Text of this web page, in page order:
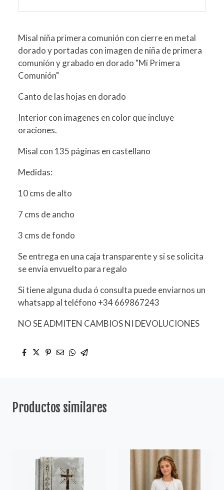
Misal niña primera comunión con cierre en metal
dorado y portadas con imagen de niña de primera
comunión y grabado en dorado "Mi Primera
Comunión"
Canto de las hojas en dorado
Interior con imagenes en color que incluye
oraciones.
Misal con 135 páginas en castellano
Medidas:
10 cms de alto
7 cms de ancho
3 cms de fondo
Se entrega en una caja transparente y si se solicita
se envía envuelto para regalo
Si tiene alguna duda ó consulta puede enviarnos un
whatsapp al teléfono +34 669867243
NO SE ADMITEN CAMBIOS NI DEVOLUCIONES
Productos similares